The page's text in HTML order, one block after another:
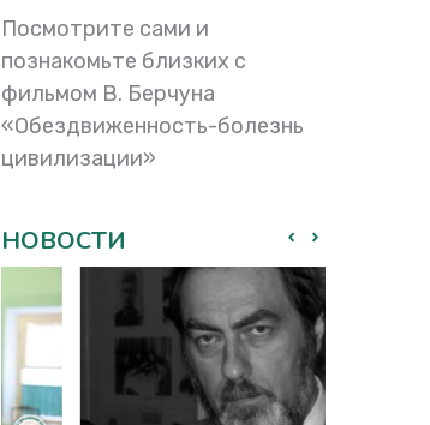
Посмотрите сами и
познакомьте близких с
фильмом В. Берчуна
«Обездвиженность-болезнь
цивилизации»
НОВОСТИ